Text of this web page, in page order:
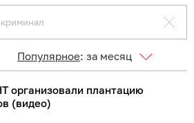
криминал
Популярное: за месяц
организовали плантацию
(видео)